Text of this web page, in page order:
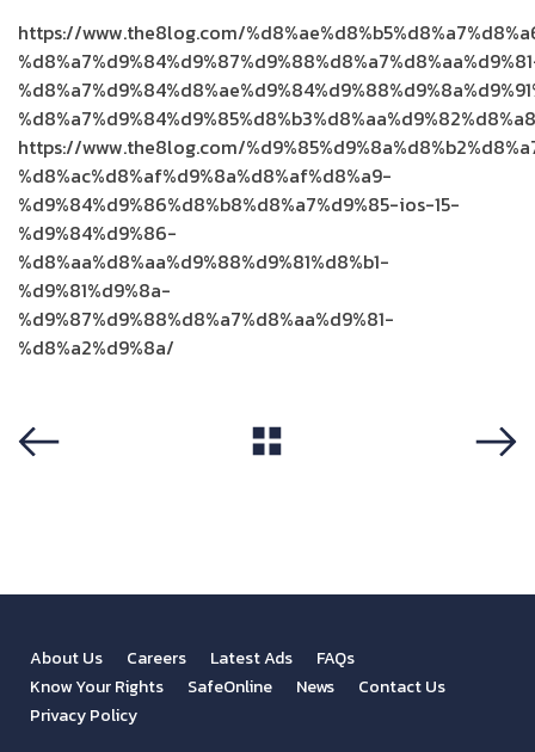
https://www.the8log.com/
https://www.the8log.com/
%d8%ac%d8%af%d9%8a%d8%af%d8%a9-
%d9%84%d9%86%d8%b8%d8%a7%d9%85-ios-15-
%d9%84%d9%86-
%d8%aa%d8%aa%d9%88%d9%81%d8%b1-
%d9%81%d9%8a-
%d9%87%d9%88%d8%a7%d8%aa%d9%81-
%d8%a2%d9%8a/
About Us Careers Latest Ads
FAQs
Know Your Rights
SafeOnline News
Contact Us
Privacy Policy